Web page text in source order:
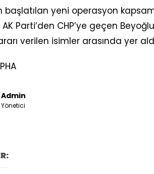
başlatılan yeni operasyon
Parti’den CHP’ye geçen
verilen isimler arasında yer
Admin
Yönetici